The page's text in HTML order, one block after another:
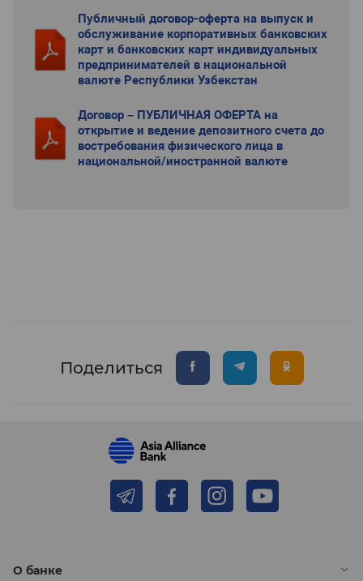
Публичный договор-оферта на выпуск и
обслуживание корпоративных банковских
карт и банковских карт индивидуальных
предпринимателей в национальной
валюте Республики Узбекстан
Договор – ПУБЛИЧНАЯ ОФЕРТА на
открытие и ведение депозитного счета до
востребования физического лица в
национальной/иностранной валюте
Поделиться
О банке